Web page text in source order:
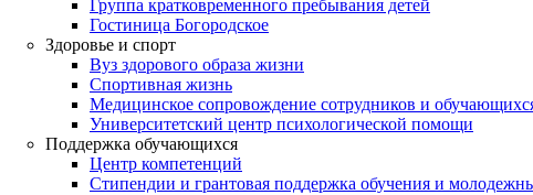
Группа кратковременного пребывания детей
Гостиница Богородское
Здоровье и спорт
Вуз здорового образа жизни
Спортивная жизнь
Медицинское сопровождение сотрудников и
Университетский центр психологической помощи
Поддержка обучающихся
Центр компетенций
Стипендии и грантовая поддержка обучения и